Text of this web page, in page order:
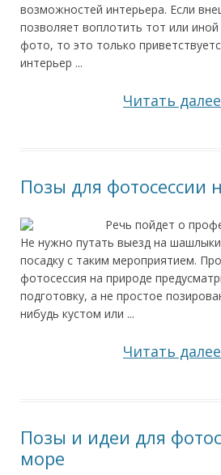
возможностей интерьера. Если
позволяет воплотить тот или
фото, то это только
интерьер ...
Читать
Позы для фотосессии
Речь пойдет о
Не нужно путать выезд на шашлыки
посадку с таким мероприятием.
фотосессия на природе
подготовку, а не простое
нибудь кустом или ...
Читать
Позы и идеи для
море